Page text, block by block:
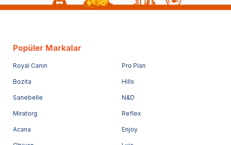
Popüler Markalar
Royal Canin Pro Plan
Bozita Hills
Sanebelle N&D
Miratorg Reflex
Acana Enjoy